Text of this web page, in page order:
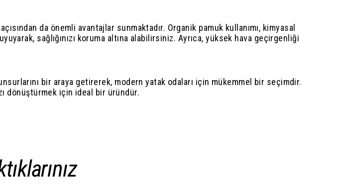
da önemli avantajlar sunmaktadır. Organik pamuk kullanımı, kimyasal
sağlığınızı koruma altına alabilirsiniz. Ayrıca, yüksek hava geçirgenliği
bir araya getirerek, modern yatak odaları için mükemmel bir seçimdir.
dönüştürmek için ideal bir üründür.